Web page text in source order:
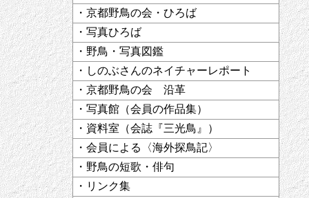
・京都野鳥の会・ひろば
・写真ひろば
・野鳥・写真図鑑
・しのぶさんのネイチャーレポート
・京都野鳥の会 沿革
・写真館（会員の作品集）
・資料室（会誌『三光鳥』）
・会員による〈海外探鳥記〉
・野鳥の短歌・俳句
・リンク集